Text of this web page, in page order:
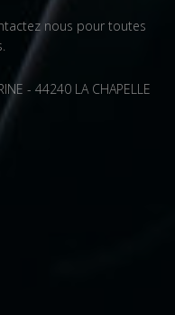
nous pour toutes
- 44240 LA CHAPELLE